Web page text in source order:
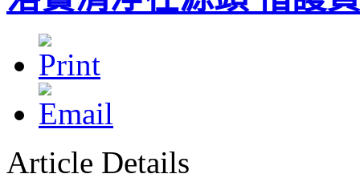
Article Details